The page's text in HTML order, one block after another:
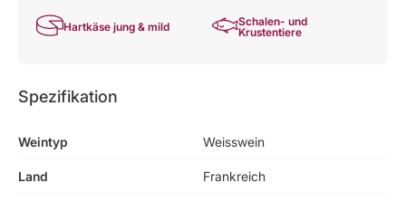
Hartkäse jung & mild
Schalen- und
Krustentiere
Spezifikation
Weintyp Weisswein
Land Frankreich